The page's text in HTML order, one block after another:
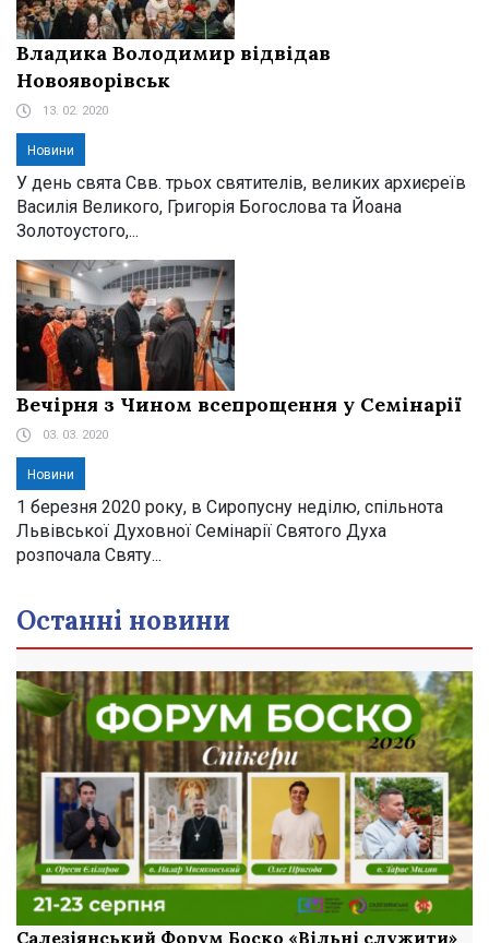
Владика Володимир відвідав
Новояворівськ
13. 02. 2020
Новини
У день свята Свв. трьох святителів, великих архиєреїв
Василія Великого, Григорія Богослова та Йоана
Золотоустого,...
Вечірня з Чином всепрощення у Семінарії
03. 03. 2020
Новини
1 березня 2020 року, в Сиропусну неділю, спільнота
Львівської Духовної Семінарії Святого Духа
розпочала Святу...
Останні новини
Салезіянський Форум Боско «Вільні служити»